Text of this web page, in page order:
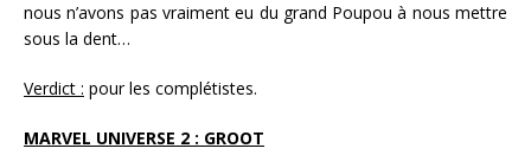
nous n’avons pas vraiment eu du grand Poupou à nous mettre
sous la dent…
Verdict : pour les complétistes.
MARVEL UNIVERSE 2 : GROOT